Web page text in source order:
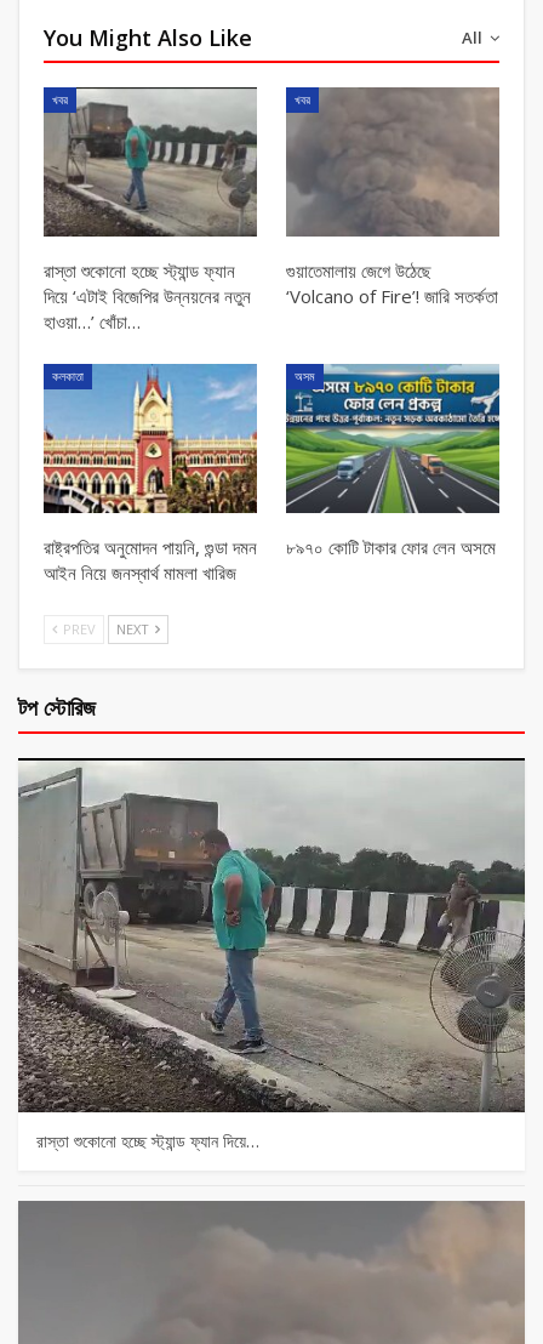
All
You Might Also Like
খবর
রাস্তা শুকোনো হচ্ছে স্ট্যান্ড ফ্যান
দিয়ে ‘এটাই বিজেপির উন্নয়নের নতুন
হাওয়া…’ খোঁচা…
খবর
গুয়াতেমালায় জেগে উঠেছে
‘Volcano of Fire’! জারি সতর্কতা
কলকাতা
রাষ্ট্রপতির অনুমোদন পায়নি, গুন্ডা দমন
আইন নিয়ে জনস্বার্থ মামলা খারিজ
অসম
৮৯৭০ কোটি টাকার ফোর লেন অসমে
PREV NEXT
টপ স্টোরিজ
রাস্তা শুকোনো হচ্ছে স্ট্যান্ড ফ্যান দিয়ে…